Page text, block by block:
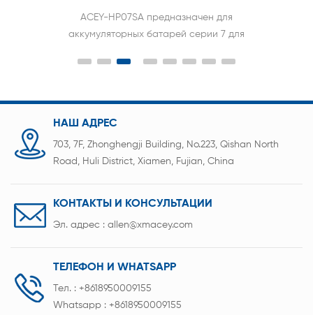
ACEY-HP08S001 — это защитная плата с
одинаковым портом для аккумуляторных
электроинструментов и других продуктов.
НАШ АДРЕС
703, 7F, Zhonghengji Building, No.223, Qishan North
Road, Huli District, Xiamen, Fujian, China
КОНТАКТЫ И КОНСУЛЬТАЦИИ
Эл. адрес : allen@xmacey.com
ТЕЛЕФОН И WHATSAPP
Тел. : +8618950009155
Whatsapp : +8618950009155